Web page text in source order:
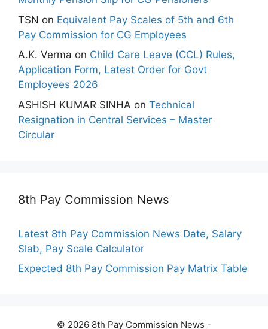
TSN on Equivalent Pay Scales of 5th and 6th
Pay Commission for CG Employees
A.K. Verma on Child Care Leave (CCL) Rules,
Application Form, Latest Order for Govt
Employees 2026
ASHISH KUMAR SINHA on Technical
Resignation in Central Services – Master
Circular
8th Pay Commission News
Latest 8th Pay Commission News Date, Salary
Slab, Pay Scale Calculator
Expected 8th Pay Commission Pay Matrix Table
© 2026 8th Pay Commission News -